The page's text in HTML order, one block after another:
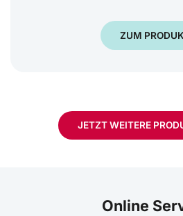
ZUM
JETZT WEITERE
Online